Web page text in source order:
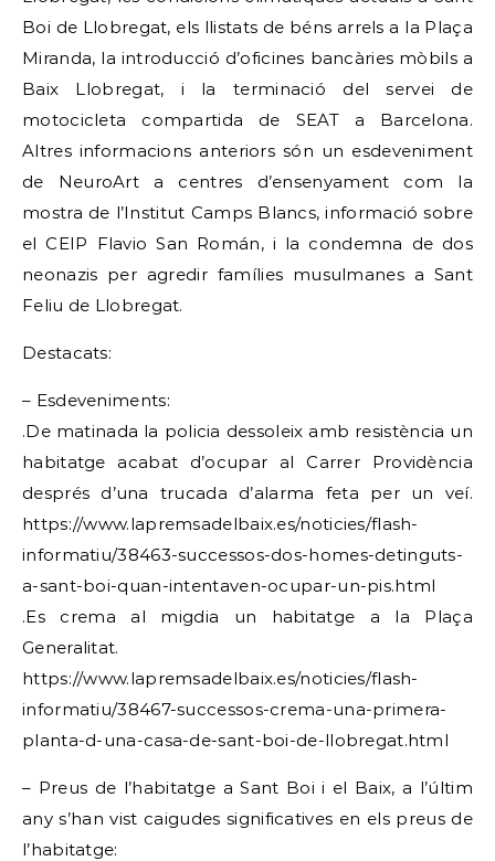
Boi de Llobregat, els llistats de béns arrels a la Plaça
Miranda, la introducció d’oficines bancàries mòbils a
Baix Llobregat, i la terminació del servei de
motocicleta compartida de SEAT a Barcelona.
Altres informacions anteriors són un esdeveniment
de NeuroArt a centres d’ensenyament com la
mostra de l’Institut Camps Blancs, informació sobre
el CEIP Flavio San Román, i la condemna de dos
neonazis per agredir famílies musulmanes a Sant
Feliu de Llobregat.
Destacats:
– Esdeveniments:
.De matinada la policia dessoleix amb resistència un
habitatge acabat d’ocupar al Carrer Providència
després d’una trucada d’alarma feta per un veí.
https://www.lapremsadelbaix.es/noticies/flash-
informatiu/38463-successos-dos-homes-detinguts-
a-sant-boi-quan-intentaven-ocupar-un-pis.html
.Es crema al migdia un habitatge a la Plaça
Generalitat.
https://www.lapremsadelbaix.es/noticies/flash-
informatiu/38467-successos-crema-una-primera-
planta-d-una-casa-de-sant-boi-de-llobregat.html
– Preus de l’habitatge a Sant Boi i el Baix, a l’últim
any s’han vist caigudes significatives en els preus de
l’habitatge: